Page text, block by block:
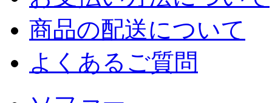
商品の配送について
よくあるご質問